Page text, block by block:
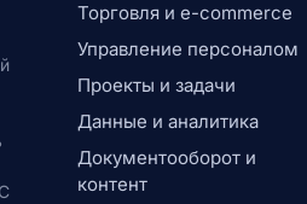
Торговля и e-commerce
Управление персоналом
Проекты и задачи
Данные и аналитика
Документооборот и
контент